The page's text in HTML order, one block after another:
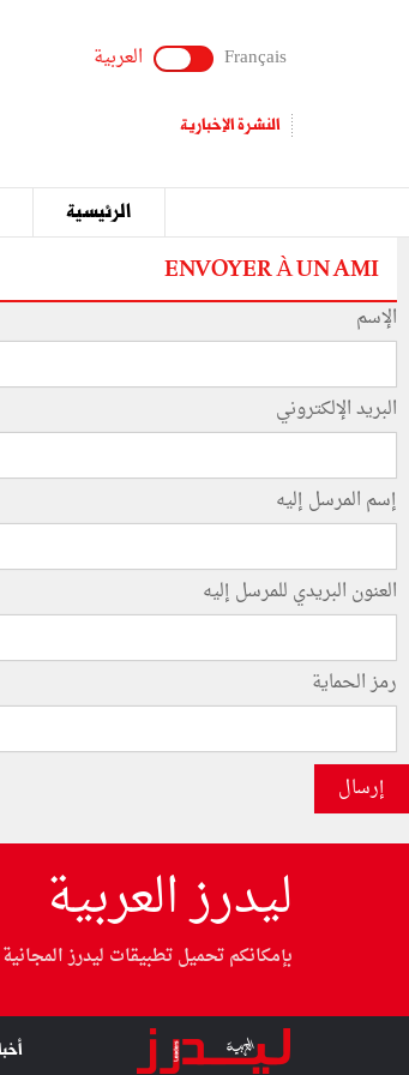
Français العربية
النشرة الإخبارية
الرئيسية
ENVOYER À UN AMI
الإسم
البريد الإلكتروني
إسم المرسل إليه
العنون البريدي للمرسل إليه
رمز الحماية
إرسال
ليدرز العربية
بإمكانكم تحميل تطبيقات ليدرز